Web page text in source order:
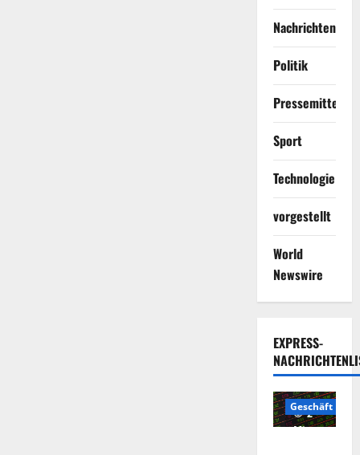
Nachrichten
Politik
Sport
Technologie
vorgestellt
World
Newswire
EXPRESS-
2
Minuten
Geschäft